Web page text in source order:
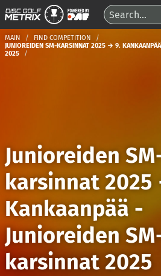
MAIN
FIND COMPETITION
JUNIOREIDEN SM-KARSINNAT 2025 → 9.
2025
Junioreiden
karsinnat 2025
Kankaanpää -
Junioreiden
karsinnat 2025